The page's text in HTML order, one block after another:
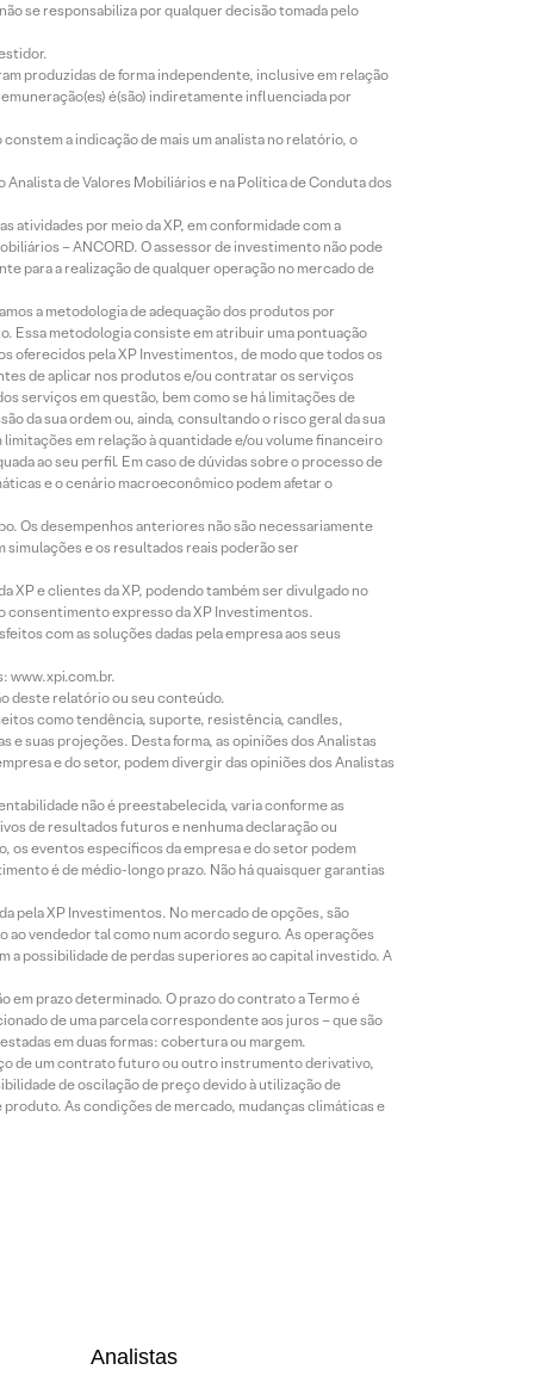
se responsabiliza por qualquer decisão tomada pelo
produzidas de forma independente, inclusive em relação
é(são) indiretamente influenciada por
a indicação de mais um analista no relatório, o
de Valores Mobiliários e na Política de Conduta dos
atividades por meio da XP, em conformidade com a
– ANCORD. O assessor de investimento não pode
para a realização de qualquer operação no mercado de
a metodologia de adequação dos produtos por
Essa metodologia consiste em atribuir uma pontuação
oferecidos pela XP Investimentos, de modo que todos os
de aplicar nos produtos e/ou contratar os serviços
serviços em questão, bem como se há limitações de
da sua ordem ou, ainda, consultando o risco geral da sua
em relação à quantidade e/ou volume financeiro
ao seu perfil. Em caso de dúvidas sobre o processo de
e o cenário macroeconômico podem afetar o
Os desempenhos anteriores não são necessariamente
e os resultados reais poderão ser
e clientes da XP, podendo também ser divulgado no
consentimento expresso da XP Investimentos.
com as soluções dadas pela empresa aos seus
www.xpi.com.br.
deste relatório ou seu conteúdo.
como tendência, suporte, resistência, candles,
e suas projeções. Desta forma, as opiniões dos Analistas
e do setor, podem divergir das opiniões dos Analistas
não é preestabelecida, varia conforme as
de resultados futuros e nenhuma declaração ou
os eventos específicos da empresa e do setor podem
é de médio-longo prazo. Não há quaisquer garantias
pela XP Investimentos. No mercado de opções, são
vendedor tal como num acordo seguro. As operações
possibilidade de perdas superiores ao capital investido. A
em prazo determinado. O prazo do contrato a Termo é
de uma parcela correspondente aos juros – que são
em duas formas: cobertura ou margem.
de um contrato futuro ou outro instrumento derivativo,
de oscilação de preço devido à utilização de
As condições de mercado, mudanças climáticas e
Analistas